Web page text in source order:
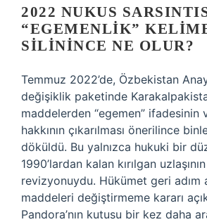
2022 NUKUS
“EGEMENLIK”
SILININCE NE OLUR?
Temmuz 2022’de, Özbekistan
değişiklik paketinde
maddelerden “egemen” ifadesinin
hakkının çıkarılması önerilince
döküldü. Bu yalnızca hukuki bir
1990’lardan kalan kırılgan
revizyonuydu. Hükümet geri adım
maddeleri değiştirmeme kararı
Pandora’nın kutusu bir kez daha